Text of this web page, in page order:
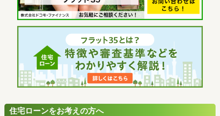
住宅ローンをお考えの方へ